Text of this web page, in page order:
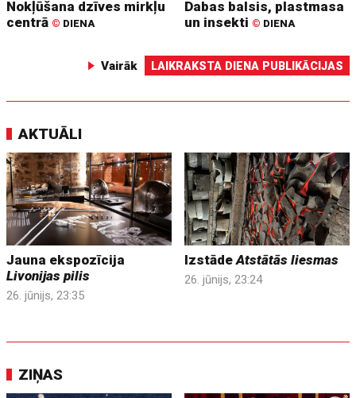
Nokļūšana dzīves mirkļu
centrā © DIENA
Dabas balsis, plastmasa
un insekti © DIENA
Vairāk LAIKRAKSTA DIENA PUBLIKĀCIJAS
AKTUĀLI
Jauna ekspozīcija
Livonijas pilis
26. jūnijs, 23:35
IzstādeAtstātās liesmas
26. jūnijs, 23:24
ZIŅAS